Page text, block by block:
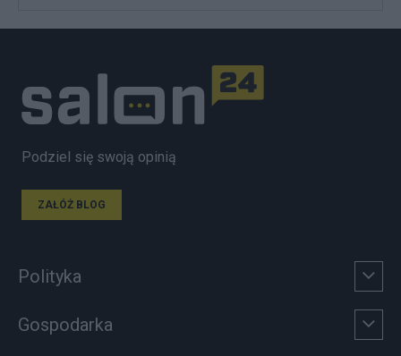
Podziel się swoją opinią
ZAŁÓŻ BLOG
Polityka
Gospodarka